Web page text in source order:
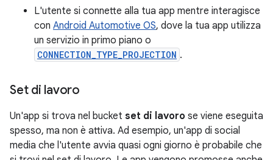
L'utente si connette alla tua app mentre interagisce
con Android Automotive OS, dove la tua app utilizza
un servizio in primo piano o
CONNECTION_TYPE_PROJECTION .
Set di lavoro
Un'app si trova nel bucket set di lavoro se viene eseguita
spesso, ma non è attiva. Ad esempio, un'app di social
media che l'utente avvia quasi ogni giorno è probabile che